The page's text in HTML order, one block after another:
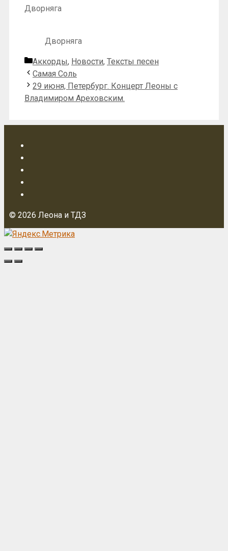
Дворняга
Дворняга
Рубрики
Аккорды, Новости, Тексты песен
Самая Соль
29 июня, Петербург. Концерт Леоны с
Владимиром Ареховским.
© 2026 Леона и ТДЗ